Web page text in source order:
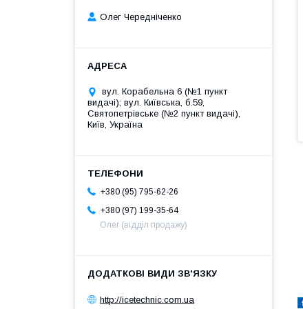
Олег Чередніченко
вул. Корабельна 6 (№1 пункт
видачі); вул. Київська, б.59,
Святопетрівське (№2 пункт видачі),
Київ, Україна
+380 (95) 795-62-26
+380 (97) 199-35-64
Олег (відділ продажу)
http://icetechnic.com.ua